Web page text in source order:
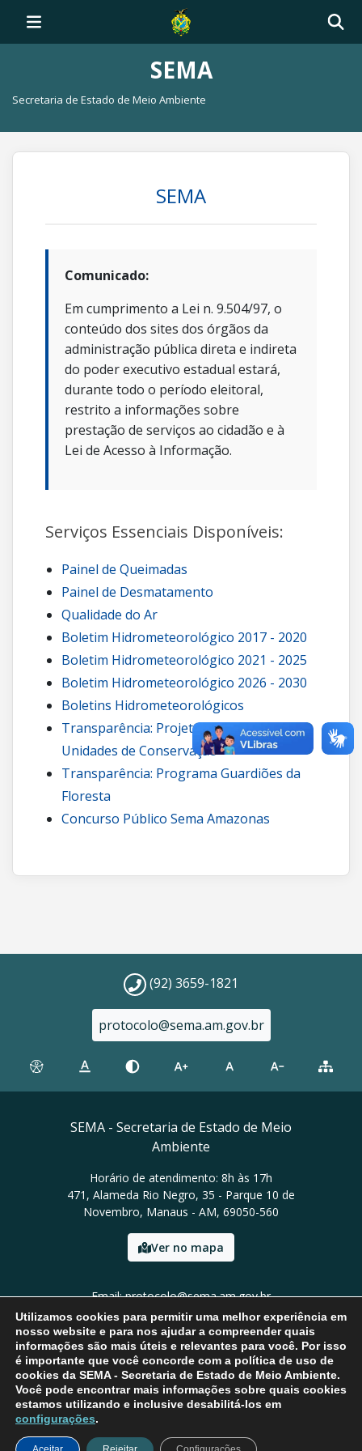
SEMA
Secretaria de Estado de Meio Ambiente
SEMA
Comunicado:
Em cumprimento a Lei n. 9.504/97, o
conteúdo dos sites dos órgãos da
administração pública direta e indireta
do poder executivo estadual estará,
durante todo o período eleitoral,
restrito a informações sobre
prestação de serviços ao cidadão e à
Lei de Acesso à Informação.
Serviços Essenciais Disponíveis:
Painel de Queimadas
Painel de Desmatamento
Qualidade do Ar
Boletim Hidrometeorológico 2017 - 2020
Boletim Hidrometeorológico 2021 - 2025
Boletim Hidrometeorológico 2026 - 2030
Boletins Hidrometeorológicos
Transparência: Projetos de carbono em
Unidades de Conservação
Transparência: Programa Guardiões da
Floresta
Concurso Público Sema Amazonas
(92) 3659-1821
protocolo@sema.am.gov.br
SEMA - Secretaria de Estado de Meio
Ambiente
Horário de atendimento: 8h às 17h
471, Alameda Rio Negro, 35 - Parque 10 de
Novembro, Manaus - AM, 69050-560
Ver no mapa
Email: protocolo@sema.am.gov.br
Tel: (92) 3659-1821
Utilizamos cookies para permitir uma melhor experiência em
nosso website e para nos ajudar a compreender quais
informações são mais úteis e relevantes para você. Por isso
é importante que você concorde com a política de uso de
cookies da SEMA - Secretaria de Estado de Meio Ambiente.
Você pode encontrar mais informações sobre quais cookies
estamos utilizando e inclusive desabilitá-los em
configurações.